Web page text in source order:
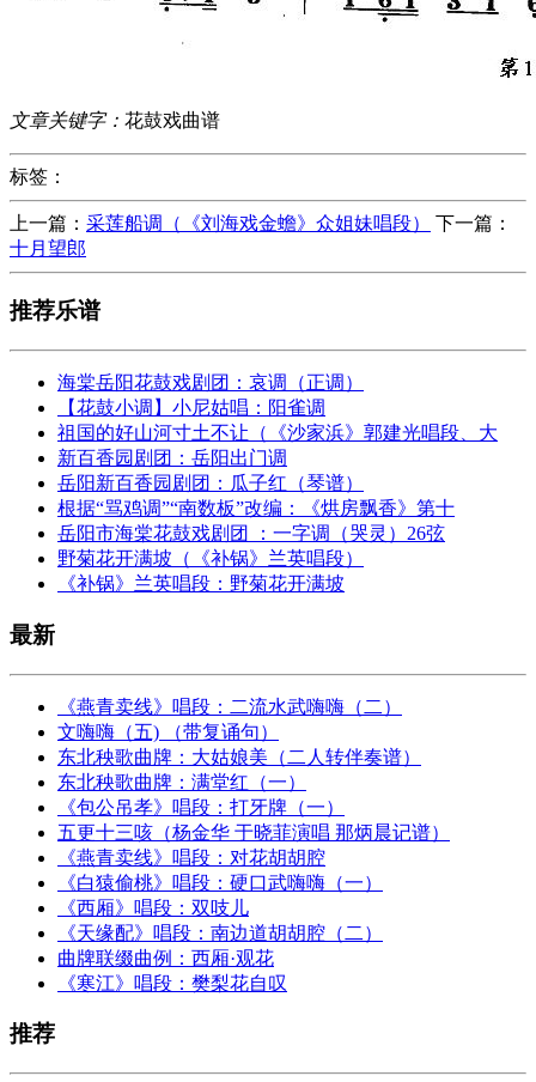
文章关键字： 花鼓戏曲谱
标签：
上一篇： 采莲船调（《刘海戏金蟾》众姐妹唱段）
下一篇：
十月望郎
推荐乐谱
海棠岳阳花鼓戏剧团：哀调（正调）
【花鼓小调】小尼姑唱：阳雀调
祖国的好山河寸土不让（《沙家浜》郭建光唱段、大
新百香园剧团：岳阳出门调
岳阳新百香园剧团：瓜子红（琴谱）
根据“骂鸡调”“南数板”改编：《烘房飘香》第十
岳阳市海棠花鼓戏剧团 ：一字调（哭灵）26弦
野菊花开满坡（《补锅》兰英唱段）
《补锅》兰英唱段：野菊花开满坡
最新
《燕青卖线》唱段：二流水武嗨嗨（二）
文嗨嗨（五) （带复诵句）
东北秧歌曲牌：大姑娘美（二人转伴奏谱）
东北秧歌曲牌：满堂红（一）
《包公吊孝》唱段：打牙牌（一）
五更十三咳（杨金华 于晓菲演唱 那炳晨记谱）
《燕青卖线》唱段：对花胡胡腔
《白猿偷桃》唱段：硬口武嗨嗨（一）
《西厢》唱段：双吱儿
《天缘配》唱段：南边道胡胡腔（二）
曲牌联缀曲例：西厢·观花
《寒江》唱段：樊梨花自叹
推荐